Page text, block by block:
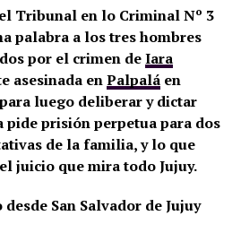
Tribunal en lo Criminal Nº 3
palabra a los tres hombres
por el crimen deIara
asesinada enPalpaláen
luego deliberar y dictar
pide prisión perpetua para dos
de la familia, y lo que
juicio que mira todo Jujuy.
San Salvador de Jujuy